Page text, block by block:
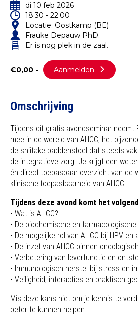
di 10 feb 2026
18:30 - 22:00
Locatie: Oostkamp (BE)
Frauke Depauw PhD.
Er is nog plek in de zaal.
€0,00 - Aanmelden
Omschrijving
Tijdens dit gratis avondseminar neemt
mee in de wereld van AHCC, het
de shiitake paddenstoel dat steeds
de integratieve zorg. Je krijgt een
én direct toepasbaar overzicht van de
klinische toepasbaarheid van AHCC.
Tijdens deze avond komt het
• Wat is AHCC?
• De biochemische en farmacologische
• De mogelijke rol van AHCC bij HPV
• De inzet van AHCC binnen
• Verbetering van leverfunctie en
• Immunologisch herstel bij stress en
• Veiligheid, interacties en praktisch
Mis deze kans niet om je kennis te
beter te kunnen helpen.